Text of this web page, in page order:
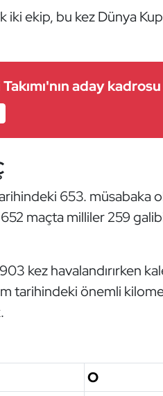
iki ekip, bu kez Dünya
aday kadrosu
653. müsabaka
maçta milliler 259
kez havalandırırken
tarihindeki önemli
O